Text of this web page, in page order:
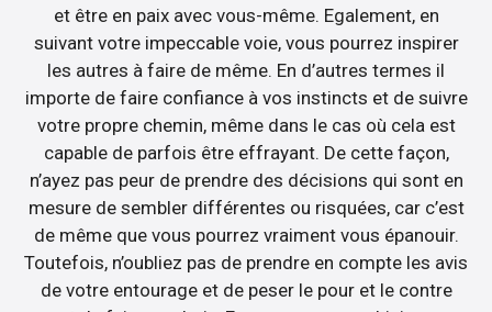
et être en paix avec vous-même. Egalement, en
suivant votre impeccable voie, vous pourrez inspirer
les autres à faire de même. En d’autres termes il
importe de faire confiance à vos instincts et de suivre
votre propre chemin, même dans le cas où cela est
capable de parfois être effrayant. De cette façon,
n’ayez pas peur de prendre des décisions qui sont en
mesure de sembler différentes ou risquées, car c’est
de même que vous pourrez vraiment vous épanouir.
Toutefois, n’oubliez pas de prendre en compte les avis
de votre entourage et de peser le pour et le contre